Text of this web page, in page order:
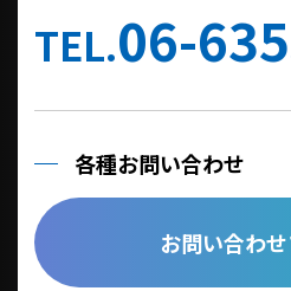
を締結いたします。
当社への個人情報の利用目的の通
報の取り扱いに関する苦情は、以
Cookie情報としましては、今後の
個人情報のご入力は任意ですが、
TEL.06-
各種お問い合わせ
お問い合わ